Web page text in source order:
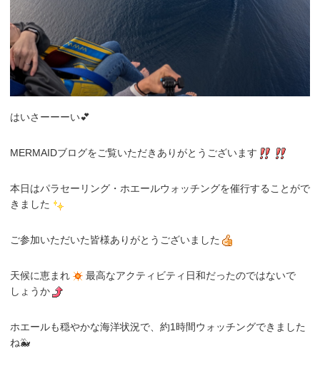
はいさーーーい💕
MERMAIDブログをご覧いただきありがとうございます
本日はパラセーリング・ホエールウォッチングを催行することがで
きました
ご参加いただいた皆様ありがとうございました
天候に恵まれ
最高なアクティビティ日和だったのではないで
しょうか
ホエールも穏やかな海洋状況で、約1時間ウォッチングできました
ね🐳